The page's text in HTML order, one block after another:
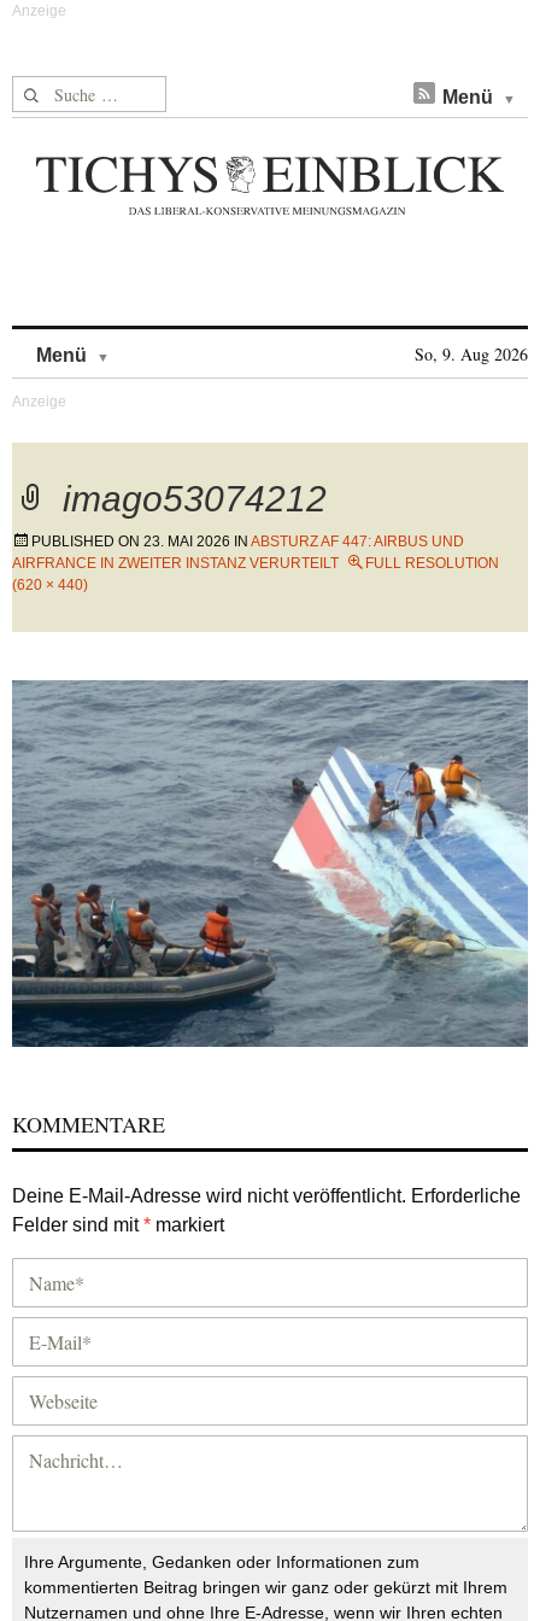
Suche nach: Menü
Menü So, 9. Aug 2026
imago53074212
PUBLISHED ON 23. MAI 2026 IN ABSTURZ AF 447: AIRBUS UND
AIRFRANCE IN ZWEITER INSTANZ VERURTEILT
FULL RESOLUTION
(620 × 440)
KOMMENTARE
Deine E-Mail-Adresse wird nicht veröffentlicht. Erforderliche
Felder sind mit* markiert
Ihre Argumente, Gedanken oder Informationen zum
kommentierten Beitrag bringen wir ganz oder gekürzt mit Ihrem
Nutzernamen und ohne Ihre E-Adresse, wenn wir Ihren echten